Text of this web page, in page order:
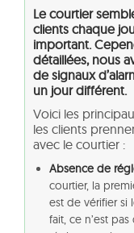
Le courtier
clients chaque
important.
détaillées, nous
de signaux
un jour différent.
Voici les
les clients
avec le courtier :
Absence de
courtier, la
est de vérifier si
fait, ce n’est